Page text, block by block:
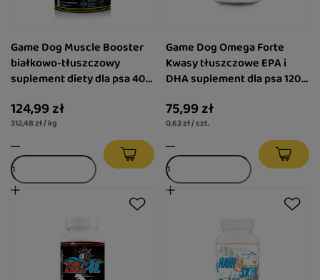
Game Dog Muscle Booster
białkowo-tłuszczowy
suplement diety dla psa 400
124,99 zł
312,48 zł / kg
Game Dog Omega Forte
Kwasy tłuszczowe EPA i
DHA suplement dla psa 120
75,99 zł
0,63 zł / szt.